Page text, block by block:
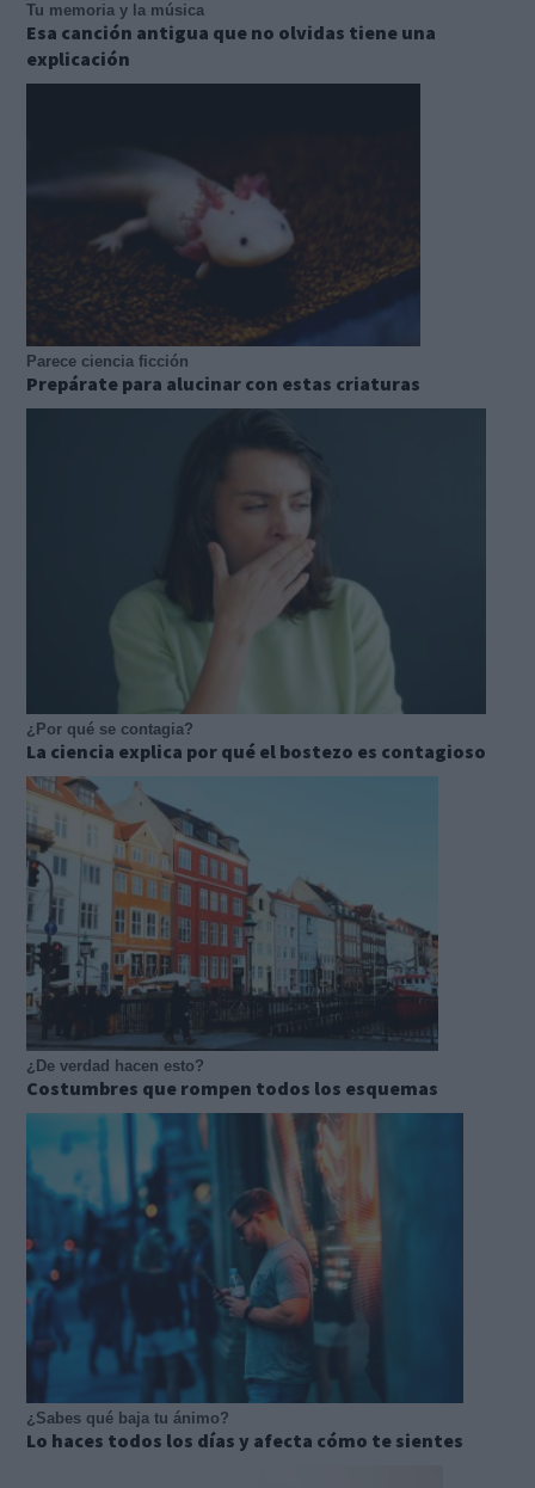
Tu memoria y la música
Esa canción antigua que no olvidas tiene una
explicación
Parece ciencia ficción
Prepárate para alucinar con estas criaturas
¿Por qué se contagia?
La ciencia explica por qué el bostezo es contagioso
¿De verdad hacen esto?
Costumbres que rompen todos los esquemas
¿Sabes qué baja tu ánimo?
Lo haces todos los días y afecta cómo te sientes